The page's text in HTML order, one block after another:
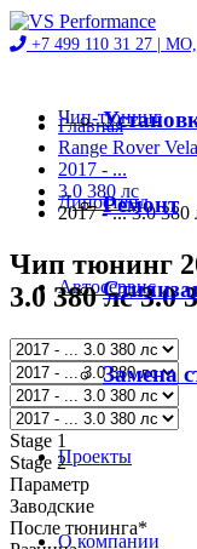
+7 499 110 31 27 | МО,
Чип-тюнинг
Диностенд
Автосервис
Магазин
Проекты
О компании
Ремонт
Замена
Главная
Range Rover
2017 - ...
3.0 380 лс
2017 - ... 3.0 380
Чип тюнинг
3.0 380 лс 3.0
Stage 1
Stage 2
Параметр
Заводские
После тюнинга*